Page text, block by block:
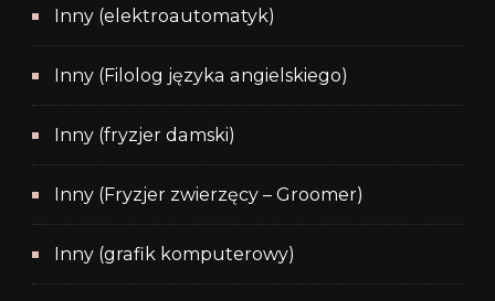
Inny (elektroautomatyk)
Inny (Filolog języka angielskiego)
Inny (fryzjer damski)
Inny (Fryzjer zwierzęcy – Groomer)
Inny (grafik komputerowy)